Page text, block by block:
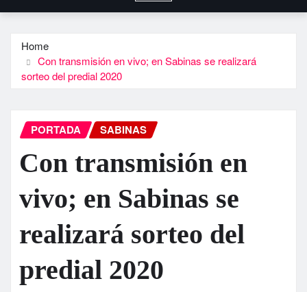
Home
Con transmisión en vivo; en Sabinas se realizará
sorteo del predial 2020
PORTADA SABINAS
Con transmisión en
vivo; en Sabinas se
realizará sorteo del
predial 2020